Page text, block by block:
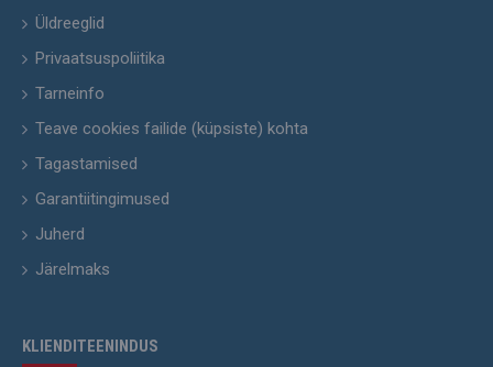
Üldreeglid
Privaatsuspoliitika
Tarneinfo
Teave cookies failide (küpsiste) kohta
Tagastamised
Garantiitingimused
Juherd
Järelmaks
KLIENDITEENINDUS